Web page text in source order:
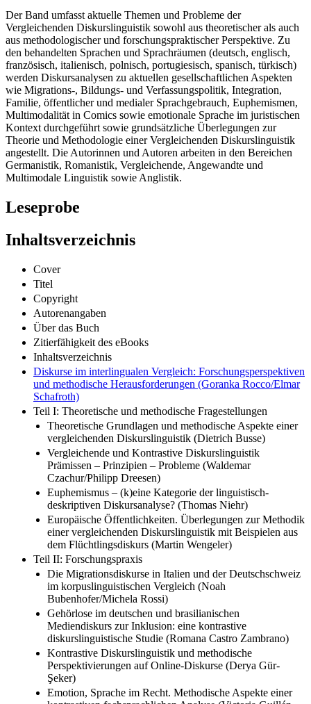
Der Band umfasst aktuelle Themen und Probleme der
Vergleichenden Diskurslinguistik sowohl aus theoretischer als auch
aus methodologischer und forschungspraktischer Perspektive. Zu
den behandelten Sprachen und Sprachräumen (deutsch, englisch,
französisch, italienisch, polnisch, portugiesisch, spanisch, türkisch)
werden Diskursanalysen zu aktuellen gesellschaftlichen Aspekten
wie Migrations-, Bildungs- und Verfassungspolitik, Integration,
Familie, öffentlicher und medialer Sprachgebrauch, Euphemismen,
Multimodalität in Comics sowie emotionale Sprache im juristischen
Kontext durchgeführt sowie grundsätzliche Überlegungen zur
Theorie und Methodologie einer Vergleichenden Diskurslinguistik
angestellt. Die Autorinnen und Autoren arbeiten in den Bereichen
Germanistik, Romanistik, Vergleichende, Angewandte und
Multimodale Linguistik sowie Anglistik.
Leseprobe
Inhaltsverzeichnis
Cover
Titel
Copyright
Autorenangaben
Über das Buch
Zitierfähigkeit des eBooks
Inhaltsverzeichnis
Diskurse im interlingualen Vergleich: Forschungsperspektiven
und methodische Herausforderungen (Goranka Rocco/Elmar
Schafroth)
Teil I: Theoretische und methodische Fragestellungen
Theoretische Grundlagen und methodische Aspekte einer
vergleichenden Diskurslinguistik (Dietrich Busse)
Vergleichende und Kontrastive Diskurslinguistik
Prämissen – Prinzipien – Probleme (Waldemar
Czachur/Philipp Dreesen)
Euphemismus – (k)eine Kategorie der linguistisch-
deskriptiven Diskursanalyse? (Thomas Niehr)
Europäische Öffentlichkeiten. Überlegungen zur Methodik
einer vergleichenden Diskurslinguistik mit Beispielen aus
dem Flüchtlingsdiskurs (Martin Wengeler)
Teil II: Forschungspraxis
Die Migrationsdiskurse in Italien und der Deutschschweiz
im korpuslinguistischen Vergleich (Noah
Bubenhofer/Michela Rossi)
Gehörlose im deutschen und brasilianischen
Mediendiskurs zur Inklusion: eine kontrastive
diskurslinguistische Studie (Romana Castro Zambrano)
Kontrastive Diskurslinguistik und methodische
Perspektivierungen auf Online-Diskurse (Derya Gür-
Şeker)
Emotion, Sprache im Recht. Methodische Aspekte einer